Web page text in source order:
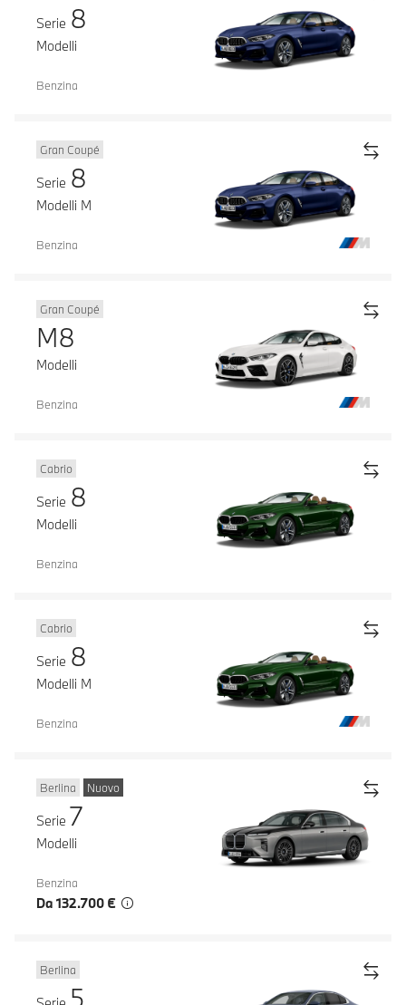
Serie 8
Modelli
Benzina
Gran Coupé
Serie 8
Modelli M
Benzina
Gran Coupé
M8
Modelli
Benzina
Cabrio
Serie 8
Modelli
Benzina
Cabrio
Serie 8
Modelli M
Benzina
Berlina Nuovo
Serie 7
Modelli
Benzina
Da 132.700 €
Berlina
5